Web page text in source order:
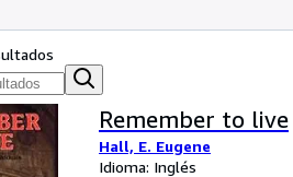
Remember to live
Hall, E. Eugene
Idioma: Inglés